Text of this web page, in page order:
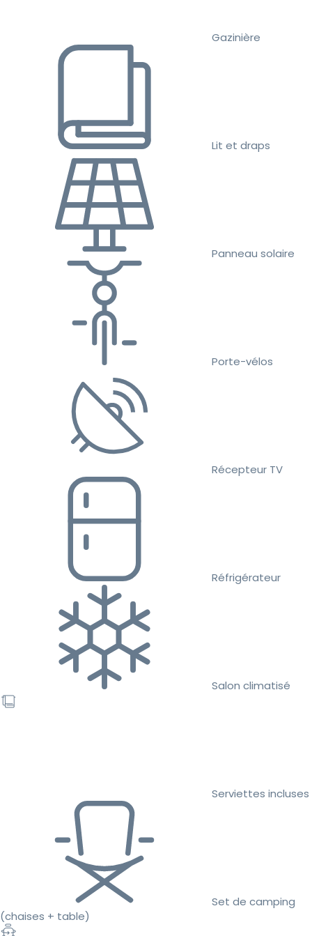
Gazinière
Lit et draps
Panneau solaire
Porte-vélos
Récepteur TV
Réfrigérateur
Salon climatisé
Serviettes incluses
Set de camping
(chaises + table)